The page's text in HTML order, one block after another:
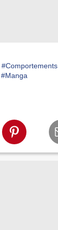
#Comportements
#Manga